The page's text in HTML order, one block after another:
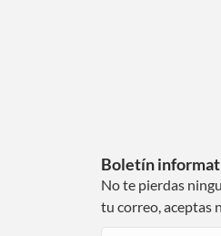
Boletín
No te pierdas
tu correo, aceptas